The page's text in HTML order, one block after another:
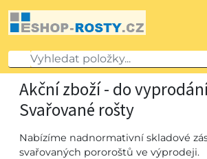
Akční zboží - do
Svařované rošty
Nabízíme nadnormativní skladové
svařovaných pororoštů ve výprodeji.